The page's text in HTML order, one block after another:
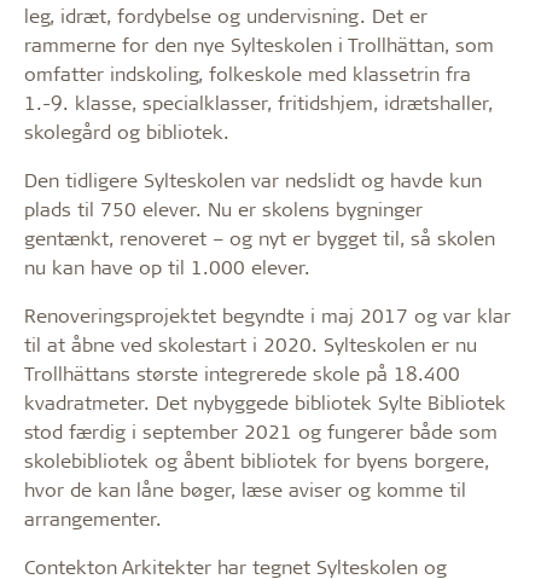
leg, idræt, fordybelse og undervisning. Det er
rammerne for den nye Sylteskolen i Trollhättan, som
omfatter indskoling, folkeskole med klassetrin fra
1.-9. klasse, specialklasser, fritidshjem, idrætshaller,
skolegård og bibliotek.
Den tidligere Sylteskolen var nedslidt og havde kun
plads til 750 elever. Nu er skolens bygninger
gentænkt, renoveret – og nyt er bygget til, så skolen
nu kan have op til 1.000 elever.
Renoveringsprojektet begyndte i maj 2017 og var klar
til at åbne ved skolestart i 2020. Sylteskolen er nu
Trollhättans største integrerede skole på 18.400
kvadratmeter. Det nybyggede bibliotek Sylte Bibliotek
stod færdig i september 2021 og fungerer både som
skolebibliotek og åbent bibliotek for byens borgere,
hvor de kan låne bøger, læse aviser og komme til
arrangementer.
Contekton Arkitekter har tegnet Sylteskolen og